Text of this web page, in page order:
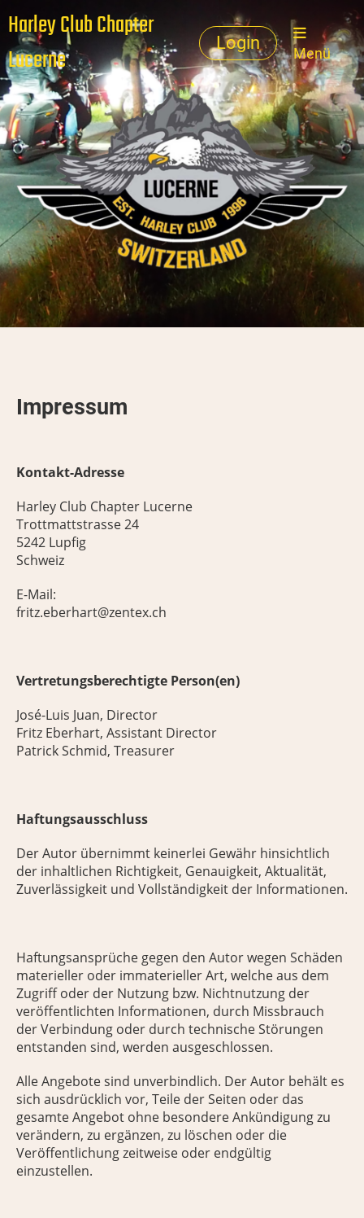
Harley Club Chapter
Lucerne
Login
Menü
Impressum
Kontakt-Adresse
Harley Club Chapter Lucerne
Trottmattstrasse 24
5242 Lupfig
Schweiz
E-Mail:
fritz.eberhart@zentex.ch
Vertretungsberechtigte Person(en)
José-Luis Juan, Director
Fritz Eberhart, Assistant Director
Patrick Schmid, Treasurer
Haftungsausschluss
Der Autor übernimmt keinerlei Gewähr hinsichtlich
der inhaltlichen Richtigkeit, Genauigkeit, Aktualität,
Zuverlässigkeit und Vollständigkeit der Informationen.
Haftungsansprüche gegen den Autor wegen Schäden
materieller oder immaterieller Art, welche aus dem
Zugriff oder der Nutzung bzw. Nichtnutzung der
veröffentlichten Informationen, durch Missbrauch
der Verbindung oder durch technische Störungen
entstanden sind, werden ausgeschlossen.
Alle Angebote sind unverbindlich. Der Autor behält es
sich ausdrücklich vor, Teile der Seiten oder das
gesamte Angebot ohne besondere Ankündigung zu
verändern, zu ergänzen, zu löschen oder die
Veröffentlichung zeitweise oder endgültig
einzustellen.